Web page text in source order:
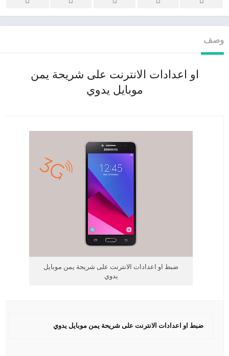
وصف
او اعدادات الانترنت على شريحة يمن
موبايل يدوي
ضبط او اعدادات الانترنت على شريحة يمن موبايل
يدوي
ضبط او اعدادات الانترنت على شريحة يمن موبايل يدوي